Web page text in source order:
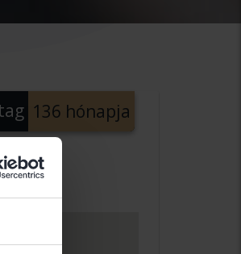
136 hónapja